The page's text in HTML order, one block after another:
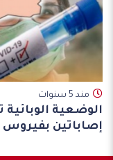
مند 5 سنوات
الوضعية
إصاباتين